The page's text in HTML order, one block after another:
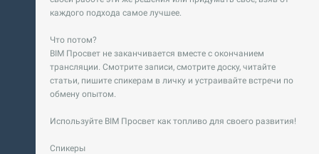
каждого подхода самое лучшее.
Что потом?
BIM Просвет не заканчивается вместе с окончанием
трансляции. Смотрите записи, смотрите доску, читайте
статьи, пишите спикерам в личку и устраивайте встречи по
обмену опытом.
Используйте BIM Просвет как топливо для своего развития!
Спикеры